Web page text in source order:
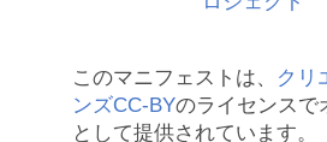
このマニフェストは、
クリ
ンズCC-BYのライセンスで
として提供されています。